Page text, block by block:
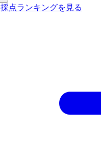
採点ランキングを見る